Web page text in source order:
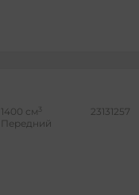
1400 см 3
Передний
23131257